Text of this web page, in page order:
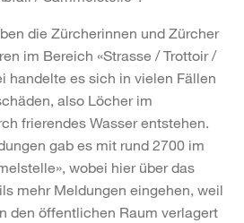
die Zürcherinnen und Zürcher
im Bereich «Strasse / Trottoir /
handelte es sich in vielen Fällen
also Löcher im
frierendes Wasser entstehen.
gab es mit rund 2700 im
wobei hier über das
mehr Meldungen eingehen, weil
den öffentlichen Raum verlagert